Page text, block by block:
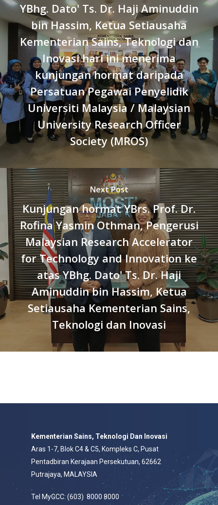
YBhg. Dato' Ts. Dr. Haji Aminuddin
bin Hassim, Ketua Setiausaha
Kementerian Sains, Teknologi dan
Inovasi hari ini menerima
kunjungan hormat daripada
Persatuan Pegawai Penyelidik
Universiti Malaysia / Malaysian
University Research Officer
Society (MROS)
Next Post
Kunjungan hormat YBrs. Prof. Dr.
Rofina Yasmin Othman, Pengerusi
Malaysian Research Accelerator
for Technology and Innovation ke
atas YBhg. Dato' Ts. Dr. Haji
Aminuddin bin Hassim, Ketua
Setiausaha Kementerian Sains,
Teknologi dan Inovasi
Kementerian Sains, Teknologi Dan Inovasi
Aras 1-7, Blok C4 & C5, Kompleks C, Pusat
Pentadbiran Kerajaan Persekutuan, 62662
Putrajaya, MALAYSIA
Tel MyGCC: (603) 8000 8000